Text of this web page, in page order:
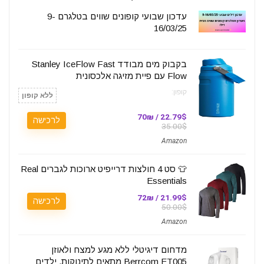
עדכון שבועי קופונים שווים בטלגרם 9-
16/03/25
בקבוק מים מבודד Stanley IceFlow Fast
Flow עם פיית מזיגה אלכסונית
קופון: ללא קופון
22.79$ / 70₪
35.00$
Amazon
לרכישה
👕 סט 4 חולצות דרייפיט ארוכות לגברים Real
Essentials
21.99$ / 72₪
50.00$
Amazon
לרכישה
מדחום דיגיטלי ללא מגע למצח ולאוזן
Berrcom ET005 מתאים לתינוקות, ילדים